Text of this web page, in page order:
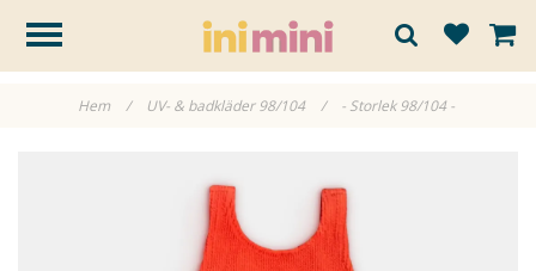
Hem / UV- & badkläder 98/104 / - Storlek 98/104 -